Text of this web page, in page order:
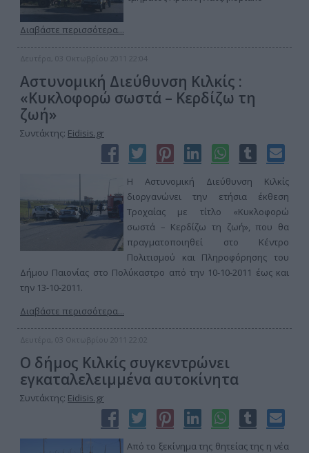
Διαβάστε περισσότερα...
Δευτέρα, 03 Οκτωβρίου 2011 22:04
Αστυνομική Διεύθυνση Κιλκίς :
«Κυκλοφορώ σωστά – Κερδίζω τη
ζωή»
Συντάκτης: Eidisis.gr
Η Αστυνομική Διεύθυνση Κιλκίς
διοργανώνει την ετήσια έκθεση
Τροχαίας με τίτλο «Κυκλοφορώ
σωστά – Κερδίζω τη ζωή», που θα
πραγματοποιηθεί στο Κέντρο
Πολιτισμού και Πληροφόρησης του
Δήμου Παιονίας στο Πολύκαστρο από την 10-10-2011 έως και
την 13-10-2011.
Διαβάστε περισσότερα...
Δευτέρα, 03 Οκτωβρίου 2011 22:02
Ο δήμος Κιλκίς συγκεντρώνει
εγκαταλελειμμένα αυτοκίνητα
Συντάκτης: Eidisis.gr
Από το ξεκίνημα της θητείας της η νέα